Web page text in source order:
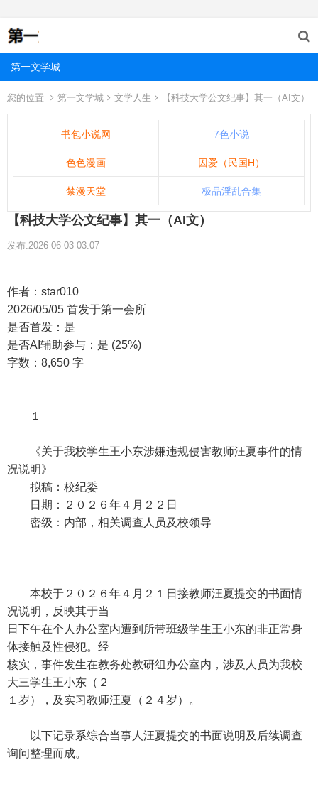
第一文学城
您的位置 第一文学城 文学人生 【科技大学公文纪事】其一（AI文）
书包小说网 7色小说
色色漫画 囚爱（民国H）
禁漫天堂 极品淫乱合集
【科技大学公文纪事】其一（AI文）
发布:2026-06-03 03:07
作者：star010
2026/05/05 首发于第一会所
是否首发：是
是否AI辅助参与：是 (25%)
字数：8,650 字
１
《关于我校学生王小东涉嫌违规侵害教师汪夏事件的情
况说明》
拟稿：校纪委
日期：２０２６年４月２２日
密级：内部，相关调查人员及校领导
本校于２０２６年４月２１日接教师汪夏提交的书面情
况说明，反映其于当
日下午在个人办公室内遭到所带班级学生王小东的非正常身
体接触及性侵犯。经
核实，事件发生在教务处教研组办公室内，涉及人员为我校
大三学生王小东（２
１岁），及实习教师汪夏（２４岁）。
以下记录系综合当事人汪夏提交的书面说明及后续调查
询问整理而成。